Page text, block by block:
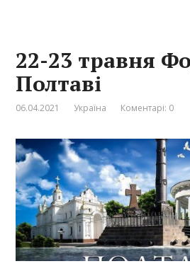
22-23 травня
Полтаві
06.04.2021 Україна Коментарі: 0